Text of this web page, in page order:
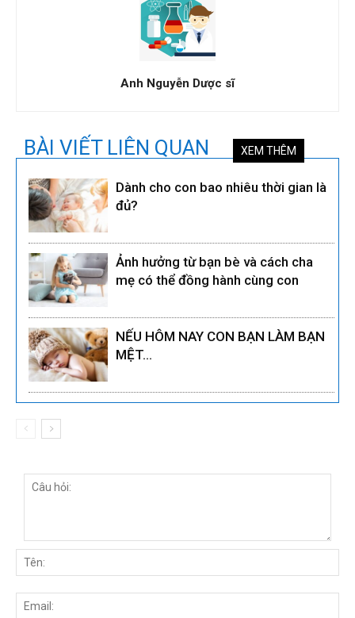
Anh Nguyễn Dược sĩ
BÀI VIẾT LIÊN QUAN XEM THÊM
Dành cho con bao nhiêu thời gian là
đủ?
Ảnh hưởng từ bạn bè và cách cha
mẹ có thể đồng hành cùng con
NẾU HÔM NAY CON BẠN LÀM BẠN
MỆT…